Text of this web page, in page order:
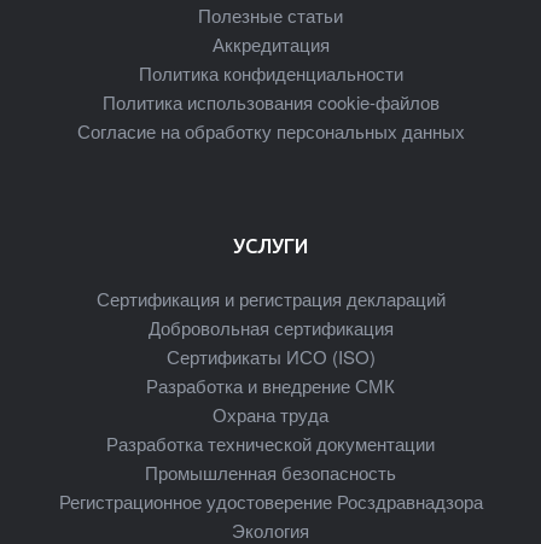
Полезные статьи
Аккредитация
Политика конфиденциальности
Политика использования cookie-файлов
Согласие на обработку персональных данных
УСЛУГИ
Сертификация и регистрация деклараций
Добровольная сертификация
Сертификаты ИСО (ISO)
Разработка и внедрение СМК
Охрана труда
Разработка технической документации
Промышленная безопасность
Регистрационное удостоверение Росздравнадзора
Экология